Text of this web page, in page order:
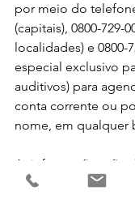
por meio do
(capitais), 0800-729-
localidades) e 0800-
especial exclusivo
auditivos) para
conta corrente ou
nome, em qualquer
As informações são